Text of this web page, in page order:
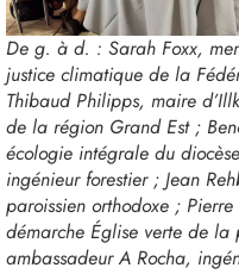
De g. à d. : Sarah Foxx,
justice climatique de la
Thibaud Philipps, maire
de la région Grand Est ;
écologie intégrale du
ingénieur forestier ; Jean
paroissien orthodoxe ;
démarche Église verte de la
ambassadeur A Rocha,